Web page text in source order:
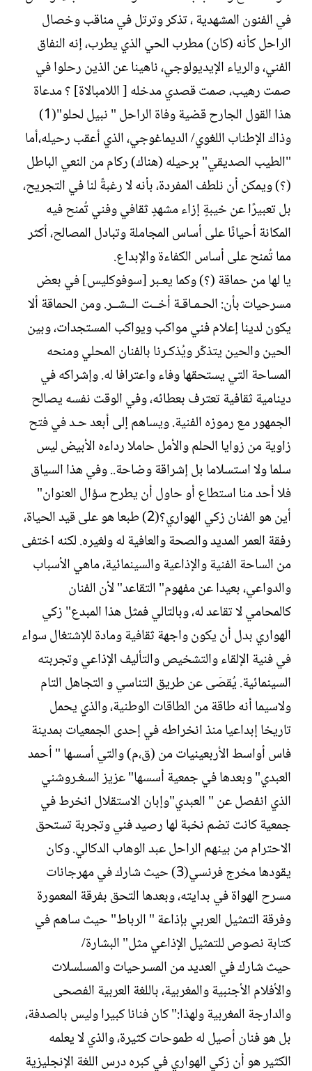
في الفنون المشهدية ، تذكر وترتل في مناقب وخصال
الراحل كأنه (كان) مطرب الحي الذي يطرب، إنه النفاق
الفني، والرياء الإيديولوجي، ناهينا عن الذين رحلوا في
صمت رهيب، صمت قصدي مدخله [ اللامبالاة] ؟ مدعاة
هذا القول الجارح قضية وفاة الراحل " نبيل لحلو"(1)
وذاك الإطناب اللغوي/ الديماغوجي، الذي أعقب رحيله،أما
"الطيب الصديقي" برحيله (هناك) ركام من النعي الباطل
(؟) ويمكن أن نلطف المفردة، بأنه لا رغبةً لنا في التجريح،
بل تعبيرًا عن خيبةٍ إزاء مشهدٍ ثقافي وفني تُمنح فيه
المكانة أحيانًا على أساس المجاملة وتبادل المصالح، أكثر
مما تُمنح على أساس الكفاءة والإبداع.
يا لها من حماقة (؟) وكما يعـبر [سوفوكليس] في بعض
مسرحيات بأن: الحـمـاقـة أخــت الــشــر. ومن الحماقة ألا
يكون لدينا إعلام فني مواكب ويواكب المستجدات، وبين
الحين والحين يتذكّر ويُذكـرنا بالفنان المحلي ومنحه
المساحة التي يستحقها وفاء واعترافا له. وإشراكه في
دينامية ثقافية تعترف بعطائه، وفي الوقت نفسه يصالح
الجمهور مع رموزه الفنية. ويساهم إلى أبعد حـد في فتح
زاوية من زوايا الحلم والأمل حاملا رداءه الأبيض ليس
سلما ولا استسلاما بل إشراقة وضاحة.. وفي هذا السياق
فلا أحد منا استطاع أو حاول أن يطرح سؤال العنوان"
أين هو الفنان زكي الهواري؟(2) طبعا هو على قيد الحياة،
رفقة العمر المديد والصحة والعافية له ولغيره. لكنه اختفى
من الساحة الفنية والإذاعية والسينمائية، ماهي الأسباب
والدواعي، بعيدا عن مفهوم" التقاعد" لأن الفنان
كالمحامي لا تقاعد له، وبالتالي فمثل هذا المبدع" زكي
الهواري بدل أن يكون واجهة ثقافية ومادة للإشتغال سواء
في فنية الإلقاء والتشخيص والتأليف الإذاعي وتجربته
السينمائية. يُقصَى عن طريق التناسي و التجاهل التام
ولاسيما أنه طاقة من الطاقات الوطنية، والذي يحمل
تاريخا إبداعيا منذ انخراطه في إحدى الجمعيات بمدينة
فاس أواسط الأربعينيات من (ق،م) والتي أسسها " أحمد
العبدي" وبعدها في جمعية أسسها" عزيز السغـروشني
الذي انفصل عن " العبدي"وإبان الاستقلال انخرط في
جمعية كانت تضم نخبة لها رصيد فني وتجربة تستحق
الاحترام من بينهم الراحل عبد الوهاب الدكالي. وكان
يقودها مخرج فرنسي(3) حيث شارك في مهرجانات
مسرح الهواة في بدايته، وبعدها التحق بفرقة المعمورة
وفرقة التمثيل العربي بإذاعة " الرباط" حيث ساهم في
كتابة نصوص للتمثيل الإذاعي مثل" البشارة/
حيث شارك في العديد من المسرحيات والمسلسلات
والأفلام الأجنبية والمغربية، باللغة العربية الفصحى
والدارجة المغربية ولهذا:" كان فنانا كبيرا وليس بالصدفة،
بل هو فنان أصيل له طموحات كثيرة، والذي لا يعلمه
الكثير هو أن زكي الهواري في كبره درس اللغة الإنجليزية